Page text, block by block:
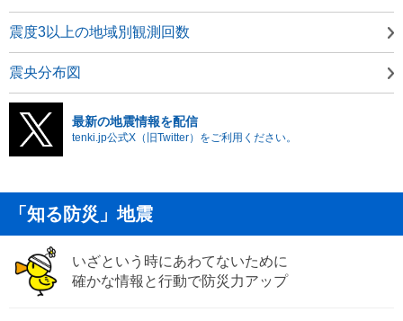
震度3以上の地域別観測回数
震央分布図
最新の地震情報を配信
tenki.jp公式X（旧Twitter）をご利用ください。
「知る防災」地震
いざという時にあわてないために
確かな情報と行動で防災力アップ